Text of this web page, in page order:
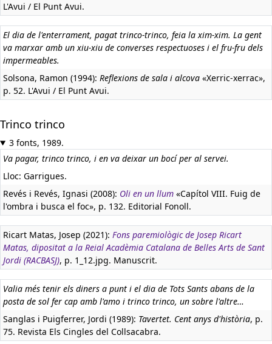
L'Avui / El Punt Avui.
El dia de l'enterrament, pagat trinco-trinco, feia la xim-xim. La gent
va marxar amb un xiu-xiu de converses respectuoses i el fru-fru dels
impermeables.
Solsona, Ramon (1994): Reflexions de sala i alcova «Xerric-xerrac»,
p. 52. L'Avui / El Punt Avui.
Trinco trinco
3 fonts, 1989.
Va pagar, trinco trinco, i en va deixar un bocí per al servei.
Lloc: Garrigues.
Revés i Revés, Ignasi (2008): Oli en un llum «Capítol VIII. Fuig de
l'ombra i busca el foc», p. 132. Editorial Fonoll.
Ricart Matas, Josep (2021): Fons paremiològic de Josep Ricart
Matas, dipositat a la Reial Acadèmia Catalana de Belles Arts de Sant
Jordi (RACBASJ), p. 1_12.jpg. Manuscrit.
Valia més tenir els diners a punt i el dia de Tots Sants abans de la
posta de sol fer cap amb l'amo i trinco trinco, un sobre l'altre…
Sanglas i Puigferrer, Jordi (1989): Tavertet. Cent anys d'història, p.
75. Revista Els Cingles del Collsacabra.